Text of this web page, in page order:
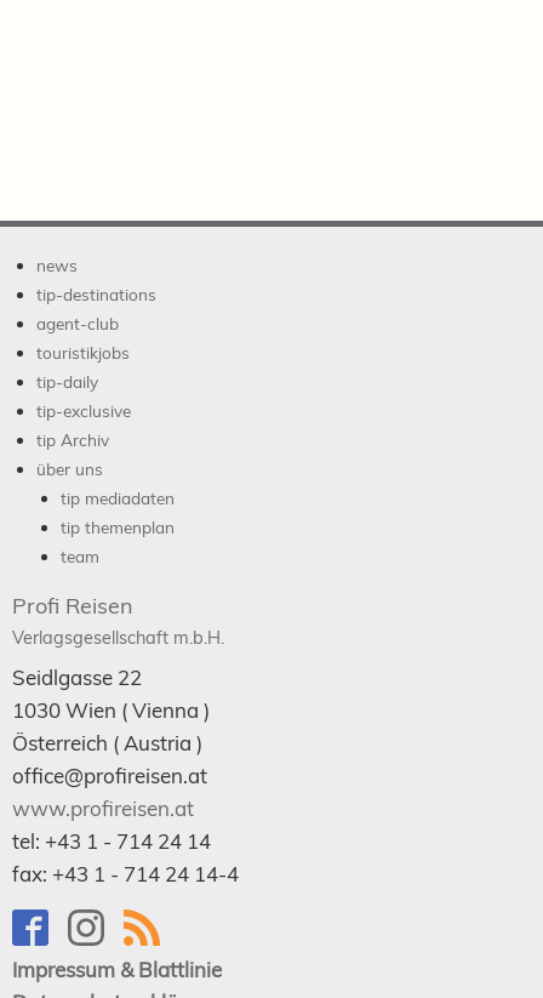
news
tip-destinations
agent-club
touristikjobs
tip-daily
tip-exclusive
tip Archiv
über uns
tip mediadaten
tip themenplan
team
Profi Reisen
Verlagsgesellschaft m.b.H.
Seidlgasse 22
1030Wien ( Vienna )
Österreich ( Austria )
office@profireisen.at
www.profireisen.at
tel: +43 1 - 714 24 14
fax: +43 1 - 714 24 14-4
Impressum & Blattlinie